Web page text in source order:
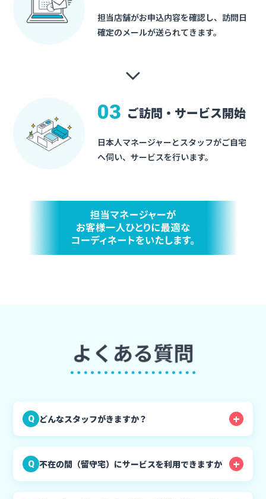
担当店舗がお申込内容を確認し、訪問日
確定のメールが送られてきます。
03 ご訪問・サービス開始
日本人マネージャーとスタッフがご自宅
へ伺い、サービスを行います。
Q どんなスタッフがきますか？
Q 不在の間（留守宅）にサービスを利用できますか